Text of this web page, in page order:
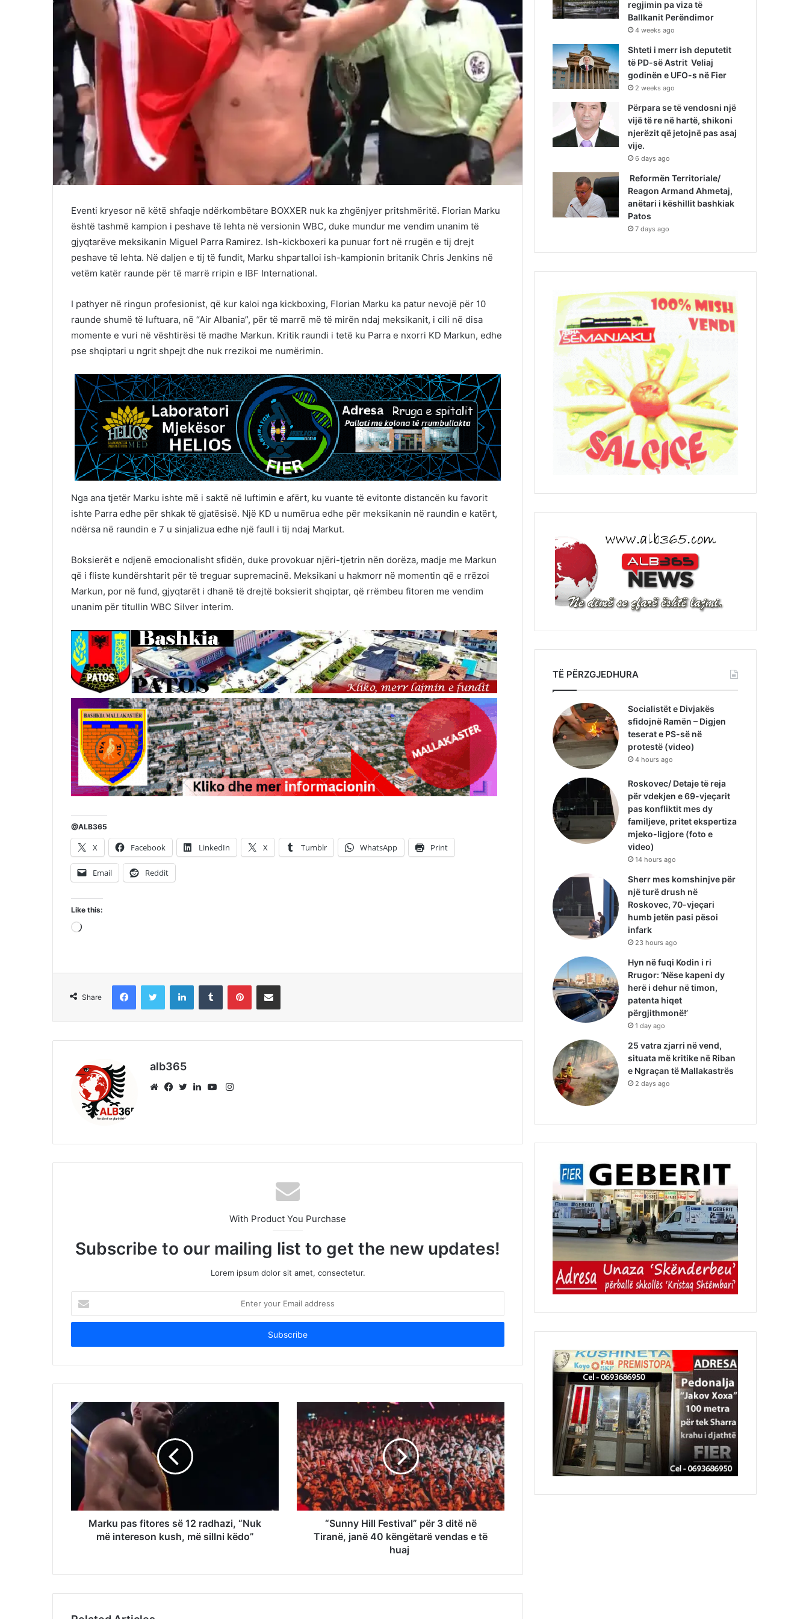
Eventi kryesor në këtë shfaqje ndërkombëtare BOXXER nuk ka zhgënjyer pritshmëritë. Florian Marku
është tashmë kampion i peshave të lehta në versionin WBC, duke mundur me vendim unanim të
gjyqtarëve meksikanin Miguel Parra Ramirez. Ish-kickboxeri ka punuar fort në rrugën e tij drejt
peshave të lehta. Në daljen e tij të fundit, Marku shpartalloi ish-kampionin britanik Chris Jenkins në
vetëm katër raunde për të marrë rripin e IBF International.
I pathyer në ringun profesionist, që kur kaloi nga kickboxing, Florian Marku ka patur nevojë për 10
raunde shumë të luftuara, në “Air Albania”, për të marrë më të mirën ndaj meksikanit, i cili në disa
momente e vuri në vështirësi të madhe Markun. Kritik raundi i tetë ku Parra e nxorri KD Markun, edhe
pse shqiptari u ngrit shpejt dhe nuk rrezikoi me numërimin.
Nga ana tjetër Marku ishte më i saktë në luftimin e afërt, ku vuante të evitonte distancën ku favorit
ishte Parra edhe për shkak të gjatësisë. Një KD u numërua edhe për meksikanin në raundin e katërt,
ndërsa në raundin e 7 u sinjalizua edhe një faull i tij ndaj Markut.
Boksierët e ndjenë emocionalisht sfidën, duke provokuar njëri-tjetrin nën dorëza, madje me Markun
që i fliste kundërshtarit për të treguar supremacinë. Meksikani u hakmorr në momentin që e rrëzoi
Markun, por në fund, gjyqtarët i dhanë të drejtë boksierit shqiptar, që rrëmbeu fitoren me vendim
unanim për titullin WBC Silver interim.
@ALB365
X Facebook LinkedIn X Tumblr WhatsApp Print
Email Reddit
Like this:
Loading…
Share
FacebookTwitter LinkedInTumblr PinterestShare via Email
alb365
Instagram
With Product You Purchase
Subscribe to our mailing list to get the new updates!
Lorem ipsum dolor sit amet, consectetur.
your
Email
Marku pas fitores së 12 radhazi, “Nuk
më intereson kush, më sillni këdo”
“Sunny Hill Festival” për 3 ditë në
Tiranë, janë 40 këngëtarë vendas e të
huaj
regjimin pa viza të
Ballkanit Perëndimor
4 weeks ago
Shteti i merr ish deputetit
të PD-së Astrit Veliaj
godinën e UFO-s në Fier
2 weeks ago
Përpara se të vendosni një
vijë të re në hartë, shikoni
njerëzit që jetojnë pas asaj
vije.
6 days ago
Reformën Territoriale/
Reagon Armand Ahmetaj,
anëtari i këshillit bashkiak
Patos
7 days ago
TË PËRZGJEDHURA
Socialistët e Divjakës
sfidojnë Ramën – Digjen
teserat e PS-së në
protestë (video)
4 hours ago
Roskovec/ Detaje të reja
për vdekjen e 69-vjeçarit
pas konfliktit mes dy
familjeve, pritet ekspertiza
mjeko-ligjore (foto e
video)
14 hours ago
Sherr mes komshinjve për
një turë drush në
Roskovec, 70-vjeçari
humb jetën pasi pësoi
infark
23 hours ago
Hyn në fuqi Kodin i ri
Rrugor: ‘Nëse kapeni dy
herë i dehur në timon,
patenta hiqet
përgjithmonë!’
1 day ago
25 vatra zjarri në vend,
situata më kritike në Riban
e Ngraçan të Mallakastrës
2 days ago